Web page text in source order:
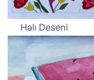
Halı Deseni